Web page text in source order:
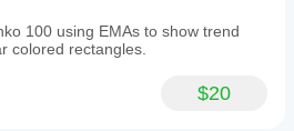
100 using EMAs to show trend
colored rectangles.
$20